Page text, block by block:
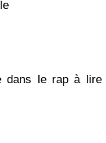
dans le rap à lire